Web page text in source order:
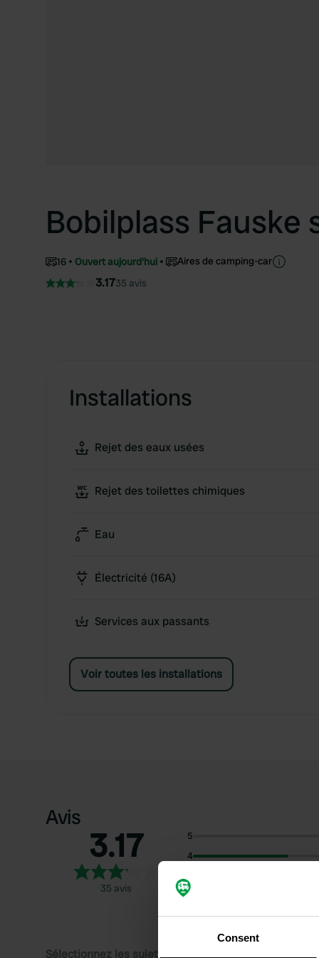
Consent
Bobilplass Fauske
16 Ouvert aujourd'hui Aires de camping-car
3.1735 avis
Installations
Rejet des eaux usées
Rejet des toilettes chimiques
Eau
Électricité (16A)
Services aux passants
Voir toutes les installations
Avis
3.17
35 avis
5
4
2
1
Sélectionnez les sujets pour lire les critiques :